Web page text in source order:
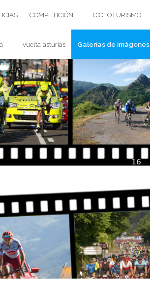
COMPETICIÓN CICLOTURISMO
vuelta asturias Galerías de imágenes